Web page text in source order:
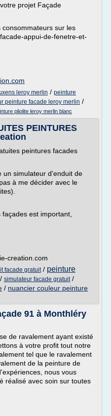
projet Façade
sur les
appui-de-fenetre-et-
leroy merlin / peinture
peinture facade leroy merlin /
pliolite leroy merlin blanc
PEINTURES
peintures facades
un simulateur d'enduit de
à me décider avec le
est important,
creation.com
facade gratuit/ peinture
/ simulateur facade gratuit/
/ nuancier couleur peinture
91 à Monthléry
de ravalement ayant existé
à votre profit tout notre
tel que le ravalement
de la peinture de
nous vous
réalisé avec soin sur toutes